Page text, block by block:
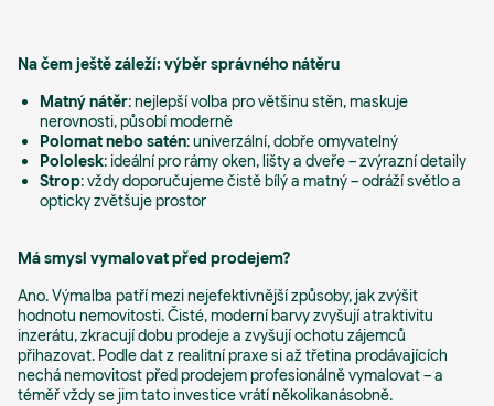
Na čem ještě záleží: výběr správného nátěru
Matný nátěr: nejlepší volba pro většinu stěn, maskuje
nerovnosti, působí moderně
Polomat nebo satén: univerzální, dobře omyvatelný
Pololesk: ideální pro rámy oken, lišty a dveře – zvýrazní detaily
Strop: vždy doporučujeme čistě bílý a matný – odráží světlo a
opticky zvětšuje prostor
Má smysl vymalovat před prodejem?
Ano. Výmalba patří mezi nejefektivnější způsoby, jak zvýšit
hodnotu nemovitosti. Čisté, moderní barvy zvyšují atraktivitu
inzerátu, zkracují dobu prodeje a zvyšují ochotu zájemců
přihazovat. Podle dat z realitní praxe si až třetina prodávajících
nechá nemovitost před prodejem profesionálně vymalovat – a
téměř vždy se jim tato investice vrátí několikanásobně.